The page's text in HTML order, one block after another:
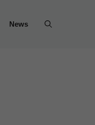
News